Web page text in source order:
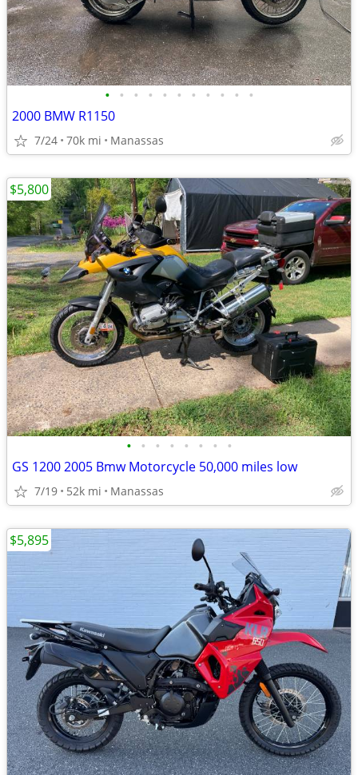
• • • • • • • • • • •
2000 BMW R1150
7/24 70k mi Manassas
• • • • • • • •
GS 1200 2005 Bmw Motorcycle 50,000 miles low
7/19 52k mi Manassas
$5,800
$5,895